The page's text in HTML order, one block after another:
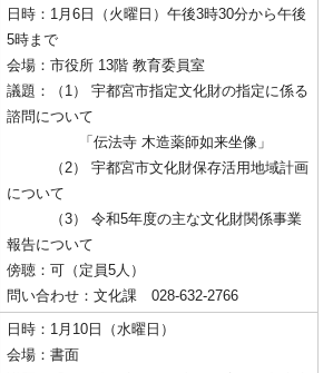
日時：1月6日（火曜日）午後3時30分から午後
5時まで
会場：市役所 13階 教育委員室
議題：（1） 宇都宮市指定文化財の指定に係る
諮問について
「伝法寺 木造薬師如来坐像」
（2） 宇都宮市文化財保存活用地域計画
について
（3） 令和5年度の主な文化財関係事業
報告について
傍聴：可（定員5人）
問い合わせ：文化課 028-632-2766
日時：1月10日（水曜日）
会場：書面